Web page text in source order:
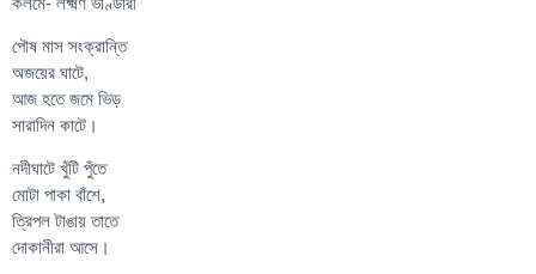
পৌষ মাস সংক্রান্তি
অজয়ের ঘাটে,
আজ হতে জমে ভিড়
সারাদিন কাটে।
নদীঘাটে খুঁটি পুঁতে
মোটা পাকা বাঁশে,
ত্রিপল টাঙায় তাতে
দোকানীরা আসে।